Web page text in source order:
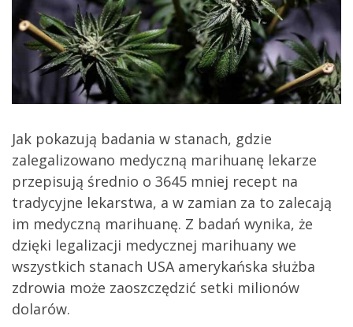
Jak pokazują badania w stanach, gdzie
zalegalizowano medyczną marihuanę lekarze
przepisują średnio o 3645 mniej recept na
tradycyjne lekarstwa, a w zamian za to zalecają
im medyczną marihuanę. Z badań wynika, że
dzięki legalizacji medycznej marihuany we
wszystkich stanach USA amerykańska służba
zdrowia może zaoszczędzić setki milionów
dolarów.